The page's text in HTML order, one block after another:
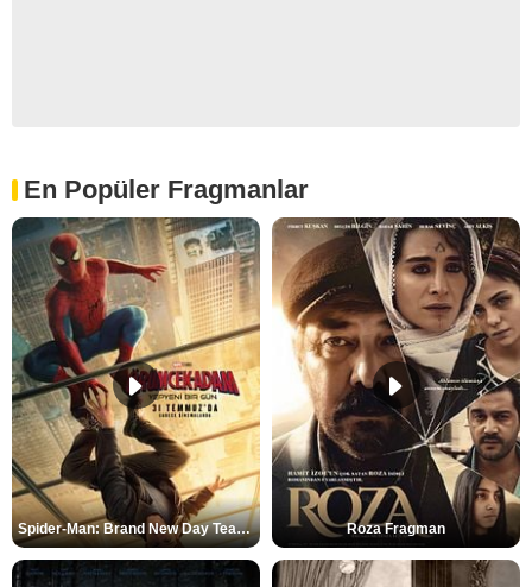
En Popüler Fragmanlar
Spider-Man: Brand New Day Teaser Roza Fragman